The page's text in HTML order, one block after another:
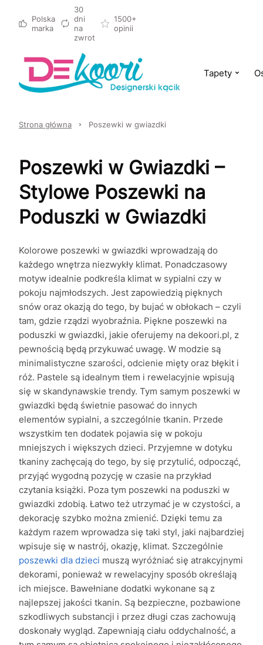
Polska
marka
30
dni
na
zwrot
1500+
opinii
Tapety
Strona główna Poszewki w gwiazdki
Poszewki w Gwiazdki –
Stylowe Poszewki na
Poduszki w Gwiazdki
Kolorowe poszewki w gwiazdki wprowadzają do
każdego wnętrza niezwykły klimat. Ponadczasowy
motyw idealnie podkreśla klimat w sypialni czy w
pokoju najmłodszych. Jest zapowiedzią pięknych
snów oraz okazją do tego, by bujać w obłokach – czyli
tam, gdzie rządzi wyobraźnia. Piękne poszewki na
poduszki w gwiazdki, jakie oferujemy na dekoori.pl, z
pewnością będą przykuwać uwagę. W modzie są
minimalistyczne szarości, odcienie mięty oraz błękit i
róż. Pastele są idealnym tłem i rewelacyjnie wpisują
się w skandynawskie trendy. Tym samym poszewki w
gwiazdki będą świetnie pasować do innych
elementów sypialni, a szczególnie tkanin. Przede
wszystkim ten dodatek pojawia się w pokoju
mniejszych i większych dzieci. Przyjemne w dotyku
tkaniny zachęcają do tego, by się przytulić, odpocząć,
przyjąć wygodną pozycję w czasie na przykład
czytania książki. Poza tym poszewki na poduszki w
gwiazdki zdobią. Łatwo też utrzymać je w czystości, a
dekorację szybko można zmienić. Dzięki temu za
każdym razem wprowadza się taki styl, jaki najbardziej
wpisuje się w nastrój, okazję, klimat. Szczególnie
poszewki dla dzieci muszą wyróżniać się atrakcyjnymi
dekorami, ponieważ w rewelacyjny sposób określają
ich miejsce. Bawełniane dodatki wykonane są z
najlepszej jakości tkanin. Są bezpieczne, pozbawione
szkodliwych substancji i przez długi czas zachowują
doskonały wygląd. Zapewniają ciału oddychalność, a